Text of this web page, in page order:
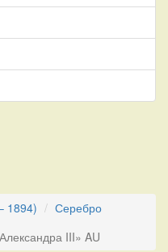
1894)
Серебро
III» AU